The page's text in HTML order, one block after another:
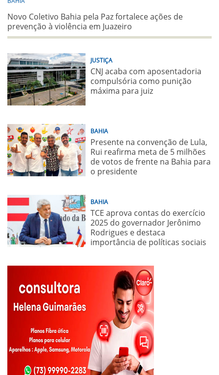
Novo Coletivo Bahia pela Paz fortalece ações de
prevenção à violência em Juazeiro
JUSTIÇA
CNJ acaba com aposentadoria
compulsória como punição
máxima para juiz
BAHIA
Presente na convenção de Lula,
Rui reafirma meta de 5 milhões
de votos de frente na Bahia para
o presidente
BAHIA
TCE aprova contas do exercício
2025 do governador Jerônimo
Rodrigues e destaca
importância de políticas sociais